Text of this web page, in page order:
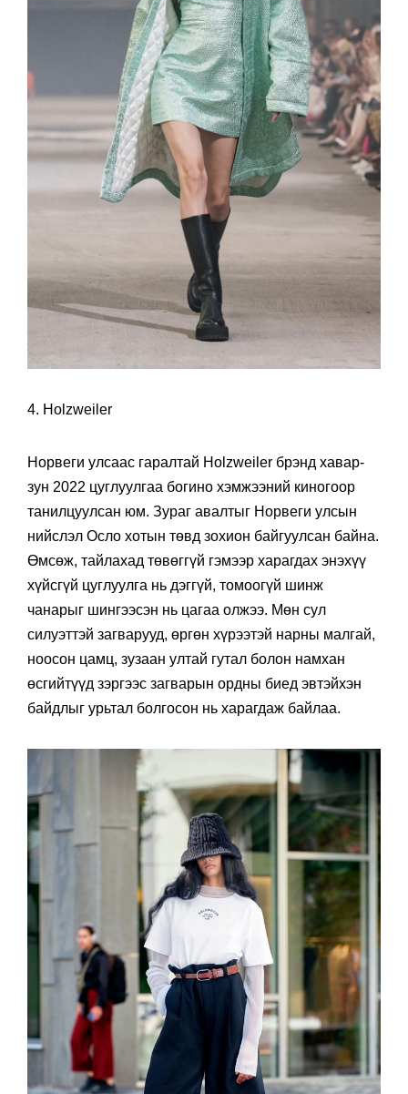
4. Holzweiler
Норвеги улсаас гаралтай Holzweiler брэнд хавар-
зун 2022 цуглуулгаа богино хэмжээний киногоор
танилцуулсан юм. Зураг авалтыг Норвеги улсын
нийслэл Осло хотын төвд зохион байгуулсан байна.
Өмсөж, тайлахад төвөггүй гэмээр харагдах энэхүү
хүйсгүй цуглуулга нь дэггүй, томоогүй шинж
чанарыг шингээсэн нь цагаа олжээ. Мөн сул
силуэттэй загварууд, өргөн хүрээтэй нарны малгай,
ноосон цамц, зузаан ултай гутал болон намхан
өсгийтүүд зэргээс загварын ордны биед эвтэйхэн
байдлыг урьтал болгосон нь харагдаж байлаа.